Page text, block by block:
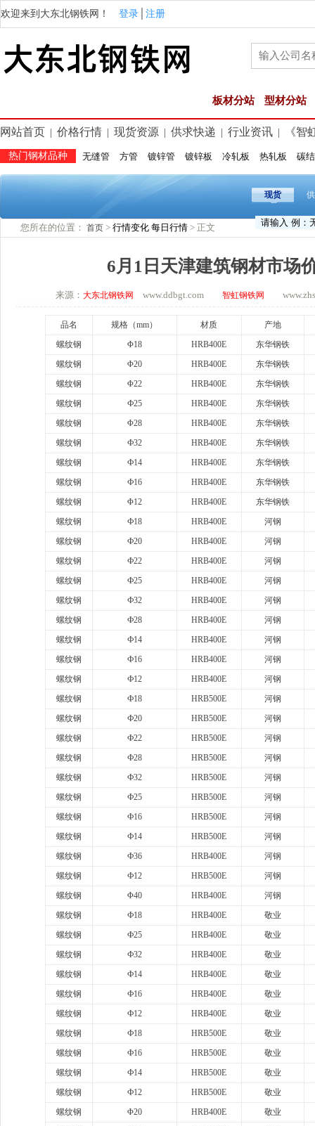
欢迎来到大东北钢铁网！ 登录 注册
板材分站 型材分站
网站首页 价格行情 现货资源 供求快递 行业资讯 《智
热门钢材品种 无缝管 方管 镀锌管 镀锌板 冷轧板 热轧板 碳
现货
您所在的位置： 首页 > 行情变化 每日行情 > 正文
6月1日天津建筑钢材市场
来源： 大东北钢铁网 www.ddbgt.com 智虹钢铁网
品名 规格（mm） 材质
产地
螺纹钢
Φ18 HRB400E
东华钢铁
螺纹钢
Φ20 HRB400E
东华钢铁
螺纹钢
Φ22 HRB400E
东华钢铁
螺纹钢
Ф25 HRB400E
东华钢铁
螺纹钢
Φ28 HRB400E
东华钢铁
螺纹钢
Ф32 HRB400E
东华钢铁
螺纹钢
Ф14 HRB400E
东华钢铁
螺纹钢
Ф16 HRB400E
东华钢铁
螺纹钢
Φ12 HRB400E
东华钢铁
螺纹钢
Ф18 HRB400E
河钢
螺纹钢
Ф20 HRB400E
河钢
螺纹钢
Ф22 HRB400E
河钢
螺纹钢
Ф25 HRB400E
河钢
螺纹钢
Ф32 HRB400E
河钢
螺纹钢
Ф28 HRB400E
河钢
螺纹钢
Ф14 HRB400E
河钢
螺纹钢
Ф16 HRB400E
河钢
螺纹钢
Ф12 HRB400E
河钢
螺纹钢
Ф18 HRB500E
河钢
螺纹钢
Ф20 HRB500E
河钢
螺纹钢
Ф22 HRB500E
河钢
螺纹钢
Ф28 HRB500E
河钢
螺纹钢
Ф32 HRB500E
河钢
螺纹钢
Ф25 HRB500E
河钢
螺纹钢
Ф16 HRB500E
河钢
螺纹钢
Ф14 HRB500E
河钢
螺纹钢
Ф36 HRB400E
河钢
螺纹钢
Ф12 HRB500E
河钢
螺纹钢
Φ40 HRB400E
河钢
螺纹钢
Ф18 HRB400E
敬业
螺纹钢
Ф25 HRB400E
敬业
螺纹钢
Ф32 HRB400E
敬业
螺纹钢
Ф14 HRB400E
敬业
螺纹钢
Ф16 HRB400E
敬业
螺纹钢
Ф12 HRB400E
敬业
螺纹钢
Ф18 HRB500E
敬业
螺纹钢
Ф16 HRB500E
敬业
螺纹钢
Ф14 HRB500E
敬业
螺纹钢
Ф12 HRB500E
敬业
螺纹钢
Φ20 HRB400E
敬业